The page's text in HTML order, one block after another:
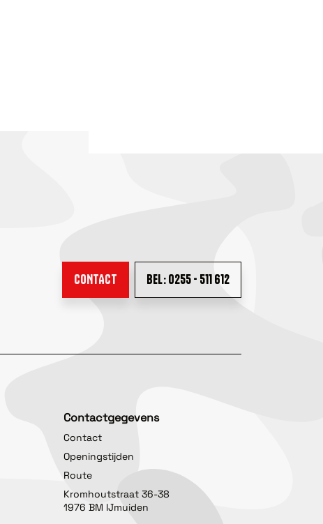
CONTACT BEL: 0255 - 511 612
Contactgegevens
Contact
Openingstijden
Route
Kromhoutstraat 36-38
1976 BM IJmuiden